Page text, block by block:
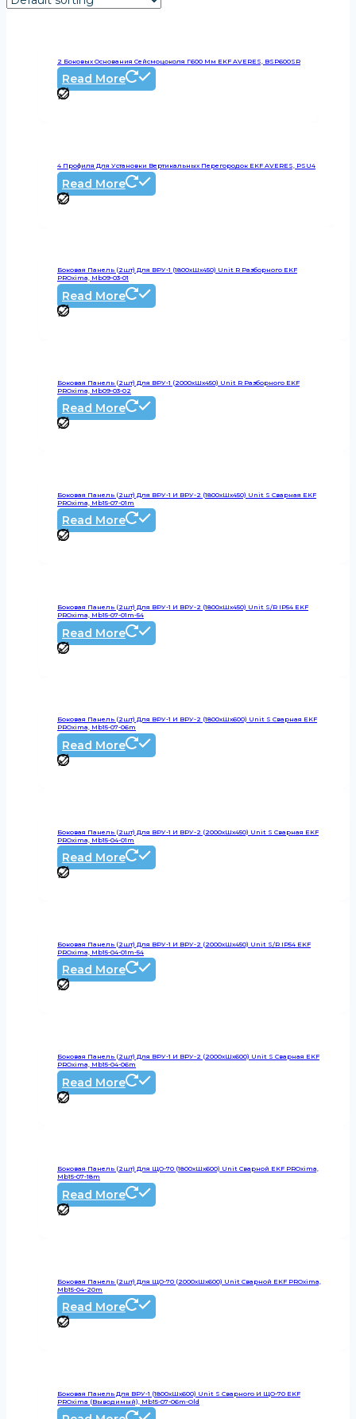
2 Боковых Основания Сейсмоцоколя Г600 Мм EKF AVERES, BSP600SR
Read More
4 Профиля Для Установки Вертикальных Перегородок EKF AVERES, PSU4
Read More
Боковая Панель (2шт) Для ВРУ-1 (1800хШх450) Unit R Разборного EKF
PROxima, Mb09-03-01
Read More
Боковая Панель (2шт) Для ВРУ-1 (2000хШх450) Unit R Разборного EKF
PROxima, Mb09-03-02
Read More
Боковая Панель (2шт) Для ВРУ-1 И ВРУ-2 (1800хШх450) Unit S Сварная EKF
PROxima, Mb15-07-01m
Read More
Боковая Панель (2шт) Для ВРУ-1 И ВРУ-2 (1800хШх450) Unit S/R IP54 EKF
PROxima, Mb15-07-01m-54
Read More
Боковая Панель (2шт) Для ВРУ-1 И ВРУ-2 (1800хШх600) Unit S Сварная EKF
PROxima, Mb15-07-06m
Read More
Боковая Панель (2шт) Для ВРУ-1 И ВРУ-2 (2000хШх450) Unit S Сварная EKF
PROxima, Mb15-04-01m
Read More
Боковая Панель (2шт) Для ВРУ-1 И ВРУ-2 (2000хШх450) Unit S/R IP54 EKF
PROxima, Mb15-04-01m-54
Read More
Боковая Панель (2шт) Для ВРУ-1 И ВРУ-2 (2000хШх600) Unit S Сварная EKF
PROxima, Mb15-04-06m
Read More
Боковая Панель (2шт) Для ЩО-70 (1800хШх600) Unit Сварной EKF PROxima,
Mb15-07-18m
Read More
Боковая Панель (2шт) Для ЩО-70 (2000хШх600) Unit Сварной EKF PROxima,
Mb15-04-20m
Read More
Боковая Панель Для ВРУ-1 (1800хШх600) Unit S Сварного И ЩО-70 EKF
PROxima (выводимый), Mb15-07-06m-Old